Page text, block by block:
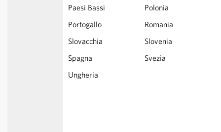
Paesi Bassi
Polonia
Portogallo
Romania
Slovacchia
Slovenia
Spagna
Svezia
Ungheria